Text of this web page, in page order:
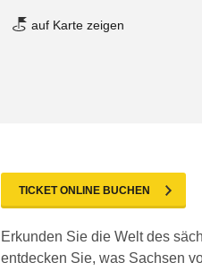
auf Karte zeigen
TICKET ONLINE BUCHEN
Erkunden Sie die Welt des
entdecken Sie, was Sachsen